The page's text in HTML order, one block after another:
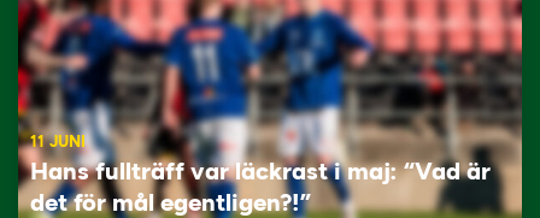
11 JUNI
Hans fullträff var läckrast i maj: “Vad är
det för mål egentligen?!”